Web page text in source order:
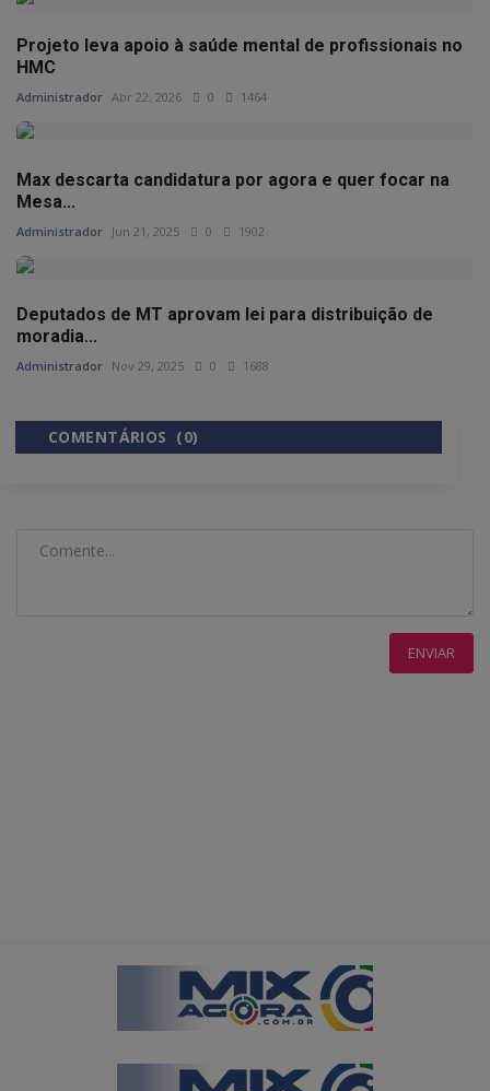
Projeto leva apoio à saúde mental de profissionais no
HMC
Administrador Abr 22, 2026 0 1464
Max descarta candidatura por agora e quer focar na
Mesa...
Administrador Jun 21, 2025 0 1902
Deputados de MT aprovam lei para distribuição de
moradia...
Administrador Nov 29, 2025 0 1688
COMENTÁRIOS (0)
ENVIAR